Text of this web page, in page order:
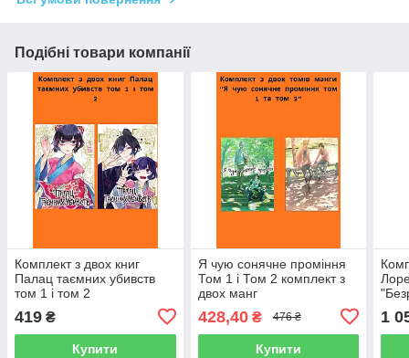
Подібні товари компанії
Комплект з двох книг
Палац таємних убивств
том 1 і том 2
419 ₴
Купити
Я чую сонячне проміння
Том 1 і Том 2 комплект з
двох манг
428,40₴ 476 ₴
Купити
1